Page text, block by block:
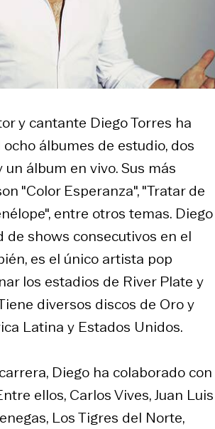
y cantante Diego Torres ha
álbumes de estudio, dos
un álbum en vivo. Sus más
"Color Esperanza", "Tratar de
entre otros temas. Diego
de shows consecutivos en el
es el único artista pop
los estadios de River Plate y
diversos discos de Oro y
Latina y Estados Unidos.
Diego ha colaborado con
ellos, Carlos Vives, Juan Luis
Los Tigres del Norte,